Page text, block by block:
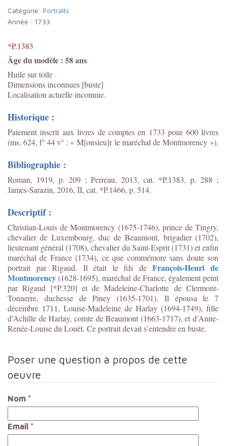
Catégorie: Portraits
Année : 1733
*P.1383
Âge du modèle : 58 ans
Huile sur toile
Dimensions inconnues [buste]
Localisation actuelle inconnue.
Historique :
Paiement inscrit aux livres de comptes en 1733 pour 600 livres
(ms. 624, f° 44 v° : « M[onsieu]r le maréchal de Montmorency »).
Bibliographie :
Roman, 1919, p. 209 ; Perreau, 2013, cat. *P.1383, p. 288 ;
James-Sarazin, 2016, II, cat. *P.1466, p. 514.
Descriptif :
Christian-Louis de Montmorency (1675-1746), prince de Tingry,
chevalier de Luxembourg, duc de Beaumont, brigadier (1702),
lieutenant général (1708), chevalier du Saint-Esprit (1731) et enfin
maréchal de France (1734), ce que commémore sans doute son
portrait par Rigaud. Il était le fils deFrançois-Henri de
Montmorency(1628-1695), maréchal de France, également peint
par Rigaud [*P.320] et de Madeleine-Charlotte de Clermont-
Tonnerre, duchesse de Piney (1635-1701). Il épousa le 7
décembre 1711, Louise-Madeleine de Harlay (1694-1749), fille
d’Achille de Harlay, comte de Beaumont (1663-1717), et d’Anne-
Renée-Louise du Louët. Ce portrait devait s’entendre en buste.
Poser une question à propos de cette
oeuvre
Nom *
Email *